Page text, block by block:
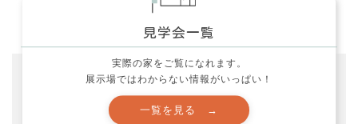
見学会 (11)
資金計画の注意点！ (13)
間取りのポイント！ (25)
実際の家をご覧になれます。
展示場ではわからない情報がいっぱい！